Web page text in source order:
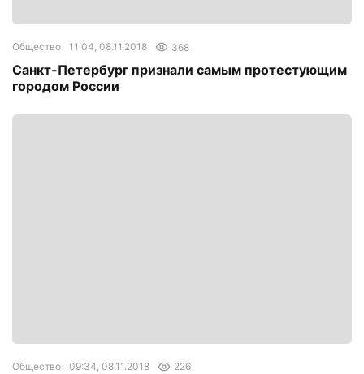
Общество 11:04, 08.11.2018 368
Санкт-Петербург признали самым протестующим
городом России
Общество 09:34, 08.11.2018 226